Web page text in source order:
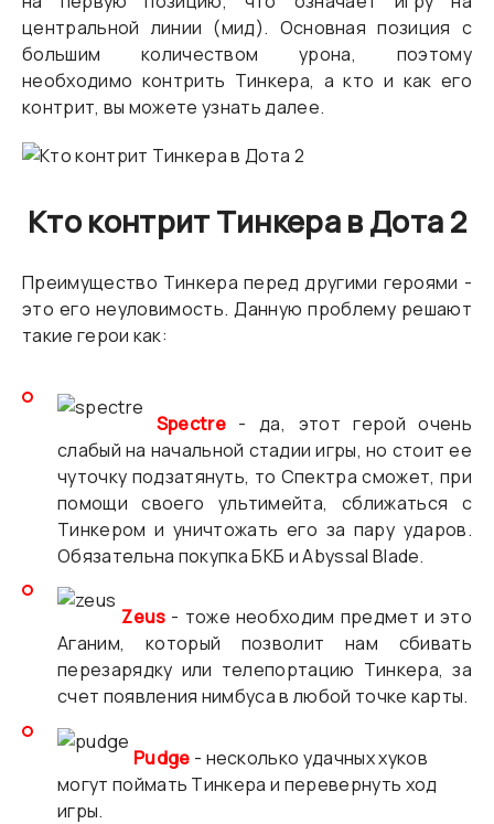
центральной линии (мид). Основная позиция с
большим количеством урона, поэтому
необходимо контрить Тинкера, а кто и как его
контрит, вы можете узнать далее.
Кто контрит Тинкера в Дота 2
Преимущество Тинкера перед другими героями -
это его неуловимость. Данную проблему решают
такие герои как:
Spectre- да, этот герой очень
слабый на начальной стадии игры, но стоит ее
чуточку подзатянуть, то Спектра сможет, при
помощи своего ультимейта, сближаться с
Тинкером и уничтожать его за пару ударов.
Обязательна покупка БКБ и Abyssal Blade.
Zeus - тоже необходим предмет и это
Аганим, который позволит нам сбивать
перезарядку или телепортацию Тинкера, за
счет появления нимбуса в любой точке карты.
Pudge - несколько удачных хуков
могут поймать Тинкера и перевернуть ход
игры.